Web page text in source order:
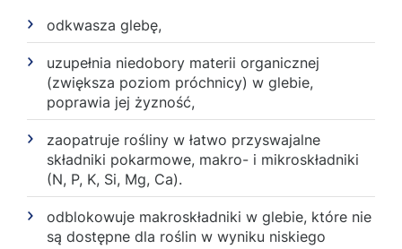
odkwasza glebę,
uzupełnia niedobory materii organicznej
(zwiększa poziom próchnicy) w glebie,
poprawia jej żyzność,
zaopatruje rośliny w łatwo przyswajalne
składniki pokarmowe, makro- i mikroskładniki
(N, P, K, Si, Mg, Ca).
odblokowuje makroskładniki w glebie, które nie
są dostępne dla roślin w wyniku niskiego